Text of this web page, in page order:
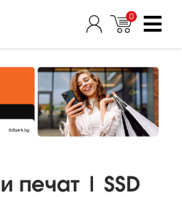
0
печат | SSD